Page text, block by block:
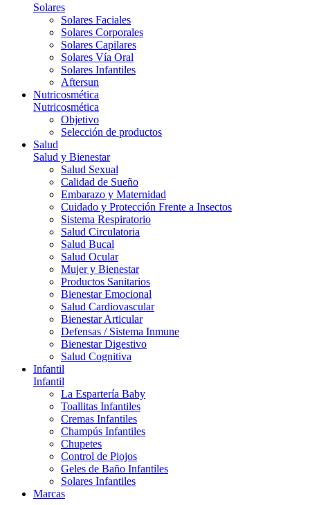
Solares
Solares Faciales
Solares Corporales
Solares Capilares
Solares Vía Oral
Solares Infantiles
Aftersun
Nutricosmética
Nutricosmética
Objetivo
Selección de productos
Salud
Salud y Bienestar
Salud Sexual
Calidad de Sueño
Embarazo y Maternidad
Cuidado y Protección Frente a Insectos
Sistema Respiratorio
Salud Circulatoria
Salud Bucal
Salud Ocular
Mujer y Bienestar
Productos Sanitarios
Bienestar Emocional
Salud Cardiovascular
Bienestar Articular
Defensas / Sistema Inmune
Bienestar Digestivo
Salud Cognitiva
Infantil
Infantil
La Espartería Baby
Toallitas Infantiles
Cremas Infantiles
Champús Infantiles
Chupetes
Control de Piojos
Geles de Baño Infantiles
Solares Infantiles
Marcas